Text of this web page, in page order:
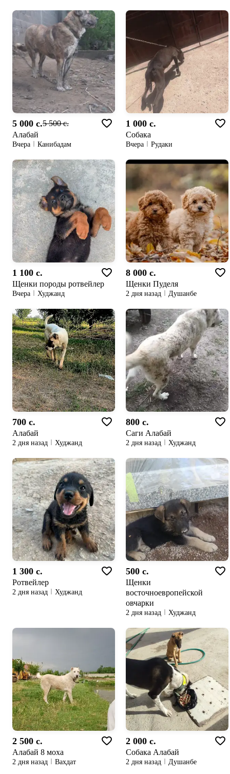
5 000 c.5 500 c.
Алабай
Вчера Канибадам
1 000 c.
Собака
Вчера Рудаки
1 100 c.
Щенки породы ротвейлер
Вчера Худжанд
8 000 c.
Щенки Пуделя
2 дня назад Душанбе
700 c.
Алабай
2 дня назад Худжанд
800 c.
Саги Алабай
2 дня назад Худжанд
1 300 c.
Ротвейлер
2 дня назад Худжанд
500 c.
Щенки
восточноевропейской
овчарки
2 дня назад Худжанд
2 500 c.
Алабай 8 моха
2 дня назад Вахдат
2 000 c.
Собака Алабай
2 дня назад Душанбе